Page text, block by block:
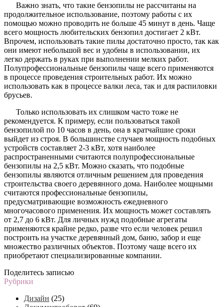
Важно знать, что такие бензопилы не рассчитаны на
продолжительное использование, поэтому работы с их
помощью можно проводить не больше 45 минут в день. Чаще
всего мощность любительских бензопил достигает 2 кВт.
Впрочем, использовать такие пилы достаточно просто, так как
они имеют небольшой вес и удобны в использовании, их
легко держать в руках при выполнении мелких работ.
Полупрофессиональные бензопилы чаще всего применяются
в процессе проведения строительных работ. Их можно
использовать как в процессе валки леса, так и для распиловки
брусьев.
Только использовать их слишком часто тоже не
рекомендуется. К примеру, если пользоваться такой
бензопилой по 10 часов в день, она в кратчайшие сроки
выйдет из строя. В большинстве случаев мощность подобных
устройств составляет 2-3 кВт, хотя наиболее
распространенными считаются полупрофессиональные
бензопилы на 2,5 кВт. Можно сказать, что подобные
бензопилы являются отличным решением для проведения
строительства своего деревянного дома. Наиболее мощными
считаются профессиональные бензопилы,
предусматривающие возможность ежедневного
многочасового применения. Их мощность может составлять
от 2,7 до 6 кВт. Для личных нужд подобные агрегаты
применяются крайне редко, разве что если человек решил
построить на участке деревянный дом, баню, забор и еще
множество различных объектов. Поэтому чаще всего их
приобретают специализированные компании.
Поделитесь записью
Рубрики
Дизайн (25)